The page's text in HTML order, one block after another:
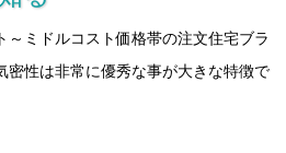
～ミドルコスト価格帯の注文住宅ブラ
密性は非常に優秀な事が大きな特徴で